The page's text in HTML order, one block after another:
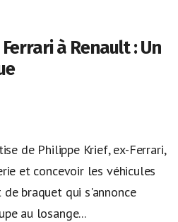
à Renault : Un
de Philippe Krief, ex-Ferrari,
et concevoir les véhicules
braquet qui s'annonce
au losange...